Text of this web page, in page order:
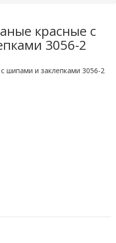
красные с
3056-2